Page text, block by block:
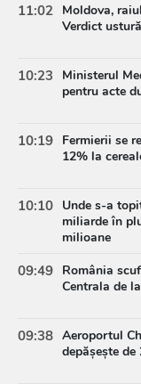
11:02 Moldova,
Verdict
10:23
Ministerul
pentru acte
10:19 Fermierii se
12% la
10:10 Unde s-a
miliarde în
milioane
09:49 România
Centrala de
09:38 Aeroportul
depășește